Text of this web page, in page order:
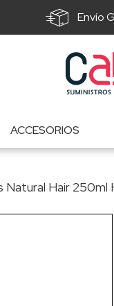
Envío
ACCESORIOS
Natural Hair 250ml